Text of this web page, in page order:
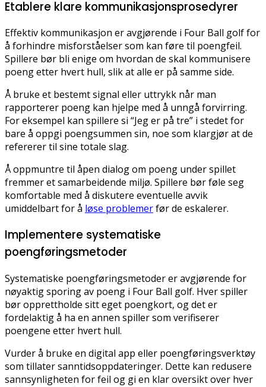
Etablere klare kommunikasjonsprosedyrer
Effektiv kommunikasjon er avgjørende i Four Ball golf for
å forhindre misforståelser som kan føre til poengfeil.
Spillere bør bli enige om hvordan de skal kommunisere
poeng etter hvert hull, slik at alle er på samme side.
Å bruke et bestemt signal eller uttrykk når man
rapporterer poeng kan hjelpe med å unngå forvirring.
For eksempel kan spillere si “Jeg er på tre” i stedet for
bare å oppgi poengsummen sin, noe som klargjør at de
refererer til sine totale slag.
Å oppmuntre til åpen dialog om poeng under spillet
fremmer et samarbeidende miljø. Spillere bør føle seg
komfortable med å diskutere eventuelle avvik
umiddelbart for å løse problemerfør de eskalerer.
Implementere systematiske
poengføringsmetoder
Systematiske poengføringsmetoder er avgjørende for
nøyaktig sporing av poeng i Four Ball golf. Hver spiller
bør opprettholde sitt eget poengkort, og det er
fordelaktig å ha en annen spiller som verifiserer
poengene etter hvert hull.
Vurder å bruke en digital app eller poengføringsverktøy
som tillater sanntidsoppdateringer. Dette kan redusere
sannsynligheten for feil og gi en klar oversikt over hver